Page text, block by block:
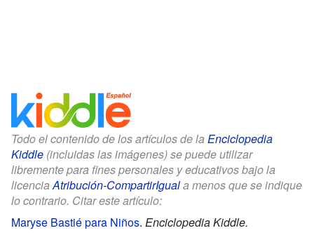
Todo el contenido de los artículos de la Enciclopedia
Kiddle (incluidas las imágenes) se puede utilizar
libremente para fines personales y educativos bajo la
licencia Atribución-CompartirIguala menos que se indique
lo contrario. Citar este artículo:
Maryse Bastié para Niños. Enciclopedia Kiddle.